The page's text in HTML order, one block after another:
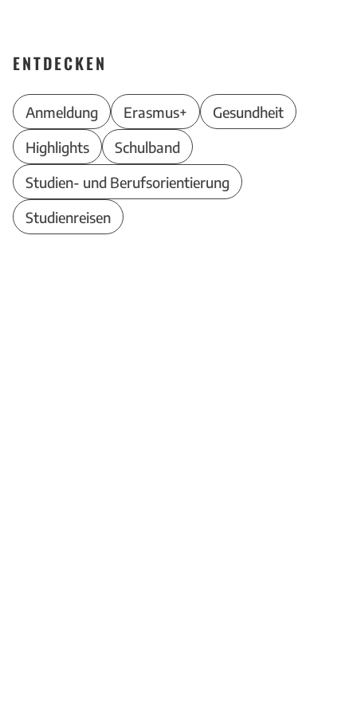
ENTDECKEN
Anmeldung Erasmus+
Gesundheit
Highlights
Schulband
Studien- und Berufsorientierung
Studienreisen